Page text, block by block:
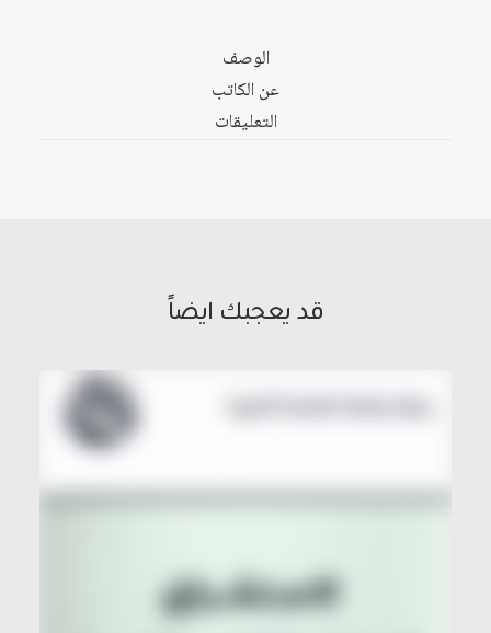
الوصف
عن الكاتب
التعليقات
قد يعجبك ايضاً